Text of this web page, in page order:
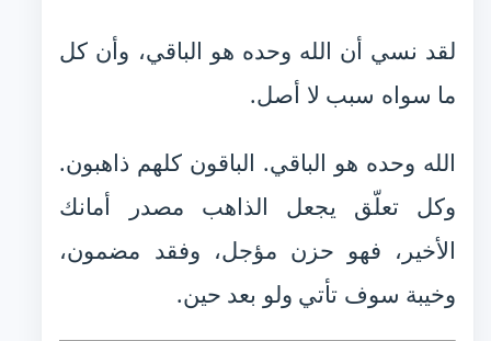
لقد نسي أن الله وحده هو الباقي، وأن كل
ما سواه سبب لا أصل.
الله وحده هو الباقي. الباقون كلهم ذاهبون.
وكل تعلّق يجعل الذاهب مصدر أمانك
الأخير، فهو حزن مؤجل، وفقد مضمون،
وخيبة سوف تأتي ولو بعد حين.